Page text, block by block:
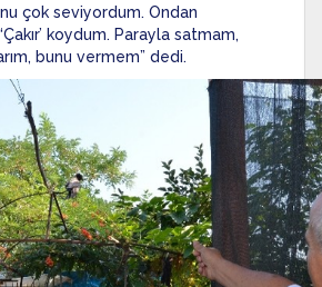
çok seviyordum. Ondan
koydum. Parayla satmam,
bunu vermem” dedi.